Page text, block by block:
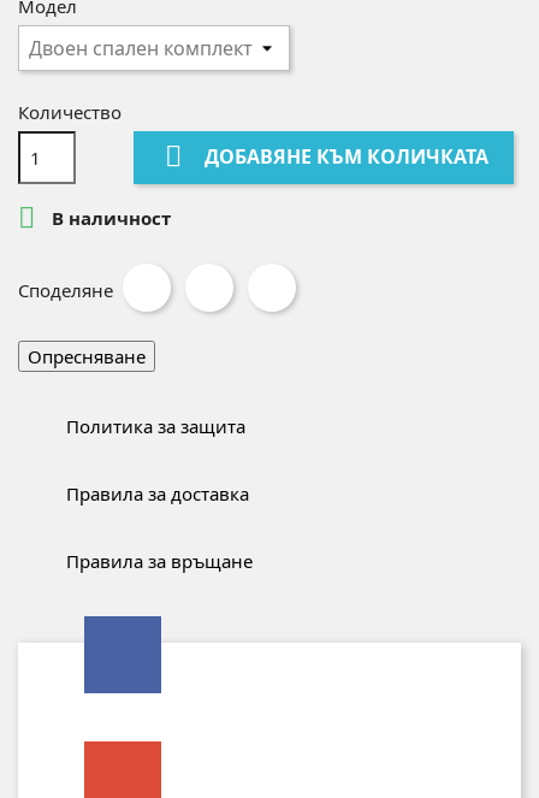
Модел
Количество
 ДОБАВЯНЕ КЪМ КОЛИЧКАТА
 В наличност
Споделяне
Политика за защита
Правила за доставка
Правила за връщане